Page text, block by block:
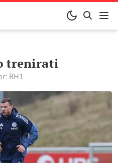
trenirati
BH1